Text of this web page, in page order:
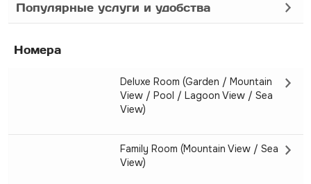
Популярные услуги и удобства
Номера
Deluxe Room (Garden / Mountain
View / Pool / Lagoon View / Sea
View)
Family Room (Mountain View / Sea
View)